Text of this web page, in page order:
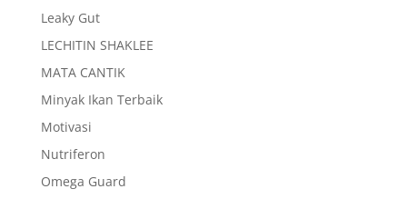
Leaky Gut
LECHITIN SHAKLEE
MATA CANTIK
Minyak Ikan Terbaik
Motivasi
Nutriferon
Omega Guard